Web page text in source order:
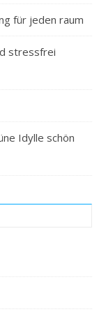
für jeden raum
stressfrei
Idylle schön